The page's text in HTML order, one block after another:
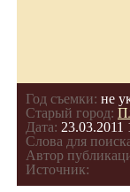
Год съемки: не
Старый город:
Дата: 23.03.2011
Слова для
Автор
Источник: